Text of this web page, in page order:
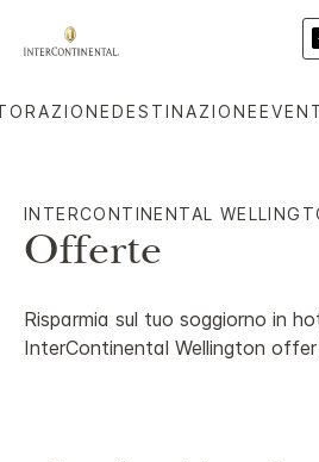
DESTINAZIONE
INTERCONTINENTAL
Offerte
Risparmia sul tuo soggiorno in
InterContinental Wellington